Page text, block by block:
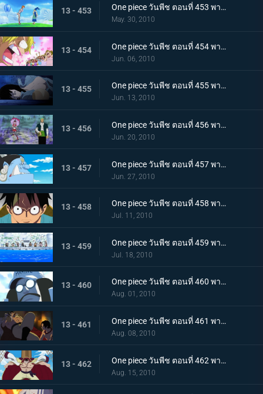
13 - 453 One piece วันพีช ตอนที่ 453 พากย์ไทย พรรคพวกอยู่ไหนกันบ้าง รายงานจากเกาะเวเธอเรียและสัตว์ไซบอร์ก
May. 30, 2010
13 - 454 One piece วันพีช ตอนที่ 454 พากย์ไทย พรรคพวกอยู่ไหนกันบ้าง นกน้อยของแม่นกยักษ์และการประจันหน้าสีชมพู!
Jun. 06, 2010
13 - 455 One piece วันพีช ตอนที่ 455 พากย์ไทย พรรคพวกอยู่ไหนกันบ้าง กองทัพปฏิวัติและกับดักในป่าชูชก!
Jun. 13, 2010
13 - 456 One piece วันพีช ตอนที่ 456 พากย์ไทย พรรคพวกอยู่ไหนกันบ้าง ป้ายหลุมศพยักษ์และหนี้บุญคุณกางเกงใน
Jun. 20, 2010
13 - 457 One piece วันพีช ตอนที่ 457 พากย์ไทย ตอนพิเศษรำลึกความหลังก่อนถึงศูนย์ใหญ่ - คำสาบานของพี่น้อง!
Jun. 27, 2010
13 - 458 One piece วันพีช ตอนที่ 458 พากย์ไทย ตอนพิเศษรำลึกความหลังก่อนถึงศูนย์ใหญ่ - การรวมตัวของสามพลเรือเอก
Jul. 11, 2010
13 - 459 One piece วันพีช ตอนที่ 459 พากย์ไทย เวลาออกศึกใกล้มาถึง! ทัพแกร่งไร้เทียมทานของกองทัพเรือ!
Jul. 18, 2010
13 - 460 One piece วันพีช ตอนที่ 460 พากย์ไทย กองเรือมหึมาปรากฏ! กลุ่มโจรสลัดหนวดขาวบุกมาแล้ว
Aug. 01, 2010
13 - 461 One piece วันพีช ตอนที่ 461 พากย์ไทย ศึกตัดสินเริ่มเปิดม่าน! อดีตระหว่าง เอส กับ หนวดขาว!
Aug. 08, 2010
13 - 462 One piece วันพีช ตอนที่ 462 พากย์ไทย พลังทำลายล้างโลก! ความสามารถของ ผลกุระ-กุระ
Aug. 15, 2010